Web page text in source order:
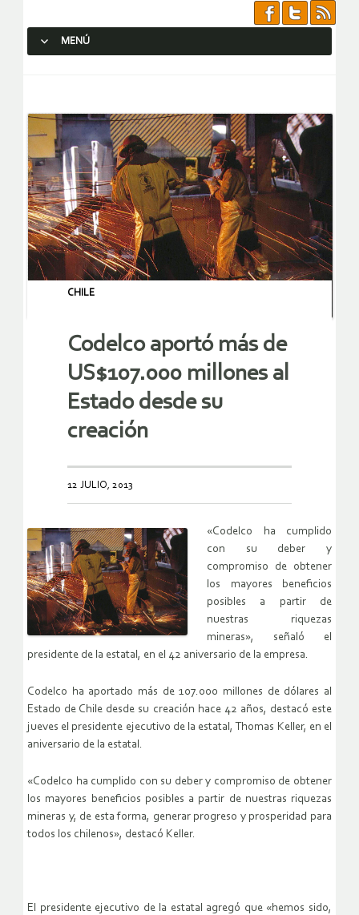
MENÚ
CHILE
Codelco aportó más de
US$107.000 millones al
Estado desde su
creación
12 JULIO, 2013
«Codelco ha cumplido
con su deber y
compromiso de obtener
los mayores beneficios
posibles a partir de
nuestras riquezas
mineras», señaló el
presidente de la estatal, en el 42 aniversario de la empresa.
Codelco ha aportado más de 107.000 millones de dólares al
Estado de Chile desde su creación hace 42 años, destacó este
jueves el presidente ejecutivo de la estatal, Thomas Keller, en el
aniversario de la estatal.
«Codelco ha cumplido con su deber y compromiso de obtener
los mayores beneficios posibles a partir de nuestras riquezas
mineras y, de esta forma, generar progreso y prosperidad para
todos los chilenos», destacó Keller.
El presidente ejecutivo de la estatal agregó que «hemos sido,